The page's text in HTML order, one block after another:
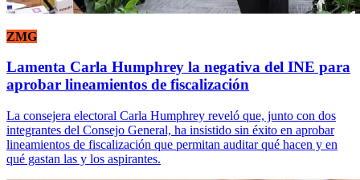
ZMG
Lamenta Carla Humphrey la negativa del INE para
aprobar lineamientos de fiscalización
La consejera electoral Carla Humphrey reveló que, junto con dos
integrantes del Consejo General, ha insistido sin éxito en aprobar
lineamientos de fiscalización que permitan auditar qué hacen y en
qué gastan las y los aspirantes.